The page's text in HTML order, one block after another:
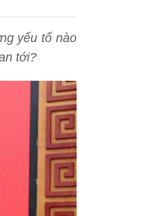
yếu tố nào
tới?